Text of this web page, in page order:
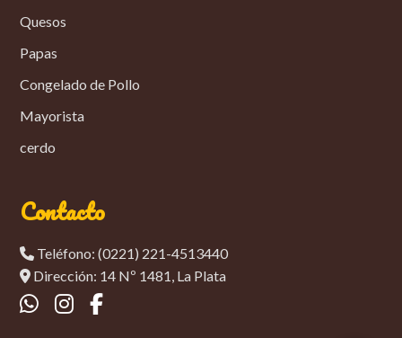
Quesos
Papas
Congelado de Pollo
Mayorista
cerdo
Contacto
Teléfono: (0221) 221-4513440
Dirección: 14 Nº 1481, La Plata